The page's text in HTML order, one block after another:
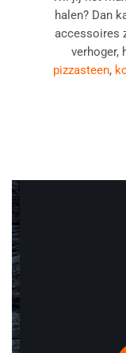
halen? Dan
accessoires
verhoger,
pizzasteen,